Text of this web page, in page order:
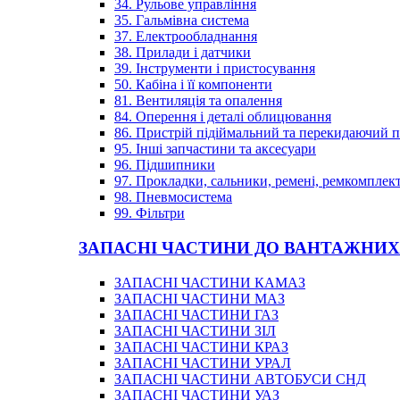
34. Рульове управління
35. Гальмівна система
37. Електрообладнання
38. Прилади і датчики
39. Інструменти і пристосування
50. Кабіна і її компоненти
81. Вентиляція та опалення
84. Оперення і деталі облицювання
86. Пристрій підіймальний та перекидаючий
95. Інші запчастини та аксесуари
96. Підшипники
97. Прокладки, сальники, ремені,
98. Пневмосистема
99. Фільтри
ЗАПАСНІ ЧАСТИНИ ДО
ЗАПАСНІ ЧАСТИНИ КАМАЗ
ЗАПАСНІ ЧАСТИНИ МАЗ
ЗАПАСНІ ЧАСТИНИ ГАЗ
ЗАПАСНІ ЧАСТИНИ ЗІЛ
ЗАПАСНІ ЧАСТИНИ КРАЗ
ЗАПАСНІ ЧАСТИНИ УРАЛ
ЗАПАСНІ ЧАСТИНИ АВТОБУСИ СНД
ЗАПАСНІ ЧАСТИНИ УАЗ